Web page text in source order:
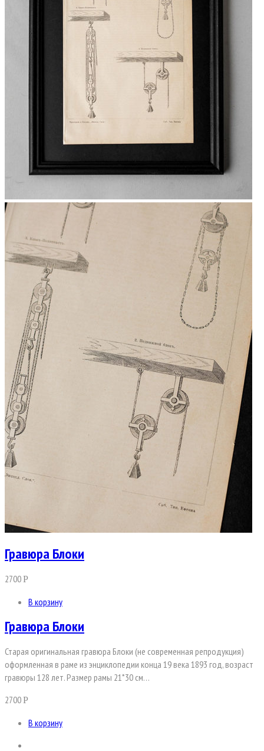
Гравюра Блоки
2700Р
В корзину
Гравюра Блоки
Старая оригинальная гравюра Блоки (не современная репродукция)
оформленная в раме из энциклопедии конца 19 века 1893 год, возраст
гравюры 128 лет. Размер рамы 21*30 см…
2700Р
В корзину